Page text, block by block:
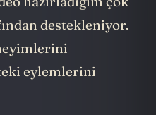
hazırladığım çok
destekleniyor.
eylemlerini